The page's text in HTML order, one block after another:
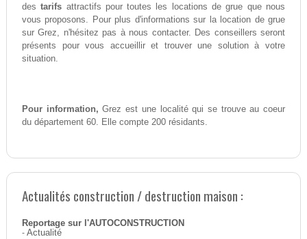
destarifs attractifs pour toutes les locations de grue que nous
vous proposons. Pour plus d'informations sur la location de grue
sur Grez, n'hésitez pas à nous contacter. Des conseillers seront
présents pour vous accueillir et trouver une solution à votre
situation.
Pour information, Grez est une localité qui se trouve au coeur
du département 60. Elle compte 200 résidants.
Actualités construction / destruction maison :
Reportage sur l'AUTOCONSTRUCTION
- Actualité